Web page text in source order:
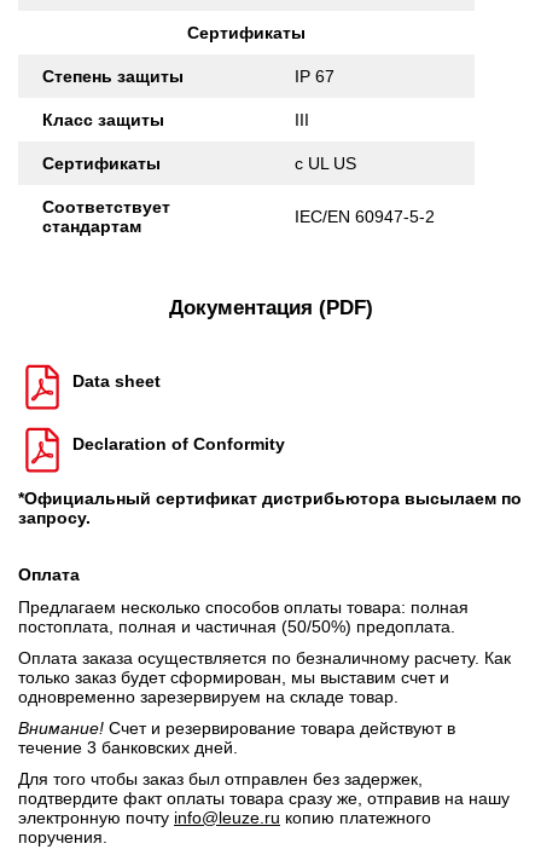
Сертификаты
Степень защиты IP 67
Класс защиты III
Сертификаты c UL US
Соответствует
стандартам
IEC/EN 60947-5-2
Документация (PDF)
Data sheet
Declaration of Conformity
*Официальный сертификат дистрибьютора высылаем по
запросу.
Оплата
Предлагаем несколько способов оплаты товара: полная
постоплата, полная и частичная (50/50%) предоплата.
Оплата заказа осуществляется по безналичному расчету. Как
только заказ будет сформирован, мы выставим счет и
одновременно зарезервируем на складе товар.
Внимание! Счет и резервирование товара действуют в
течение 3 банковских дней.
Для того чтобы заказ был отправлен без задержек,
подтвердите факт оплаты товара сразу же, отправив на нашу
электронную почту info@leuze.ru копию платежного
поручения.